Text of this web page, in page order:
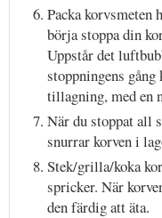
Packa korvsmeten
börja stoppa din
Uppstår det
stoppningens
tillagning, med en
När du stoppat all
snurrar korven i
Stek/grilla/koka
spricker. När
den färdig att äta.